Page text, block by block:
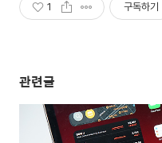
1 구독하기
관련글